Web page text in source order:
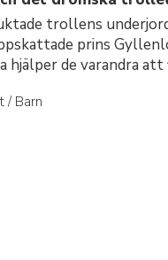
trollens
prins
hjälper de varandra att
/ Barn